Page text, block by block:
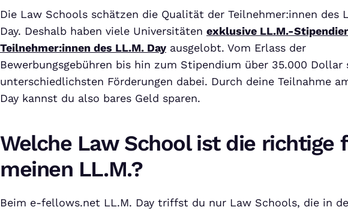
Die Law Schools schätzen die Qualität der Teilnehmer:innen des
Day. Deshalb haben viele Universitäten exklusive LL.M.-
Teilnehmer:innen des LL.M. Day ausgelobt. Vom Erlass der
Bewerbungsgebühren bis hin zum Stipendium über 35.000 Dollar
unterschiedlichsten Förderungen dabei. Durch deine Teilnahme
Day kannst du also bares Geld sparen.
Welche Law School ist die richtige
meinen LL.M.?
Beim e-fellows.net LL.M. Day triffst du nur Law Schools, die in